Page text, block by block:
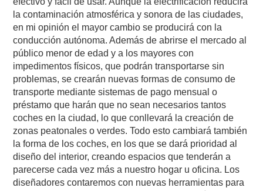
la contaminación atmosférica y sonora de las ciudades,
en mi opinión el mayor cambio se producirá con la
conducción autónoma. Además de abrirse el mercado al
público menor de edad y a los mayores con
impedimentos físicos, que podrán transportarse sin
problemas, se crearán nuevas formas de consumo de
transporte mediante sistemas de pago mensual o
préstamo que harán que no sean necesarios tantos
coches en la ciudad, lo que conllevará la creación de
zonas peatonales o verdes. Todo esto cambiará también
la forma de los coches, en los que se dará prioridad al
diseño del interior, creando espacios que tenderán a
parecerse cada vez más a nuestro hogar u oficina. Los
diseñadores contaremos con nuevas herramientas para